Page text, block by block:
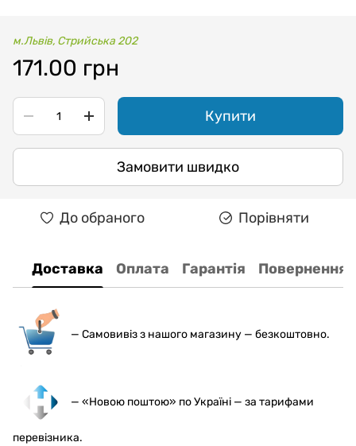
м.Львів, Стрийська 202
171.00 грн
Купити
Замовити швидко
До обраного Порівняти
Доставка Оплата Гарантія Повернення
— Самовивіз з нашого магазину — безкоштовно.
— «Новою поштою» по Україні — за тарифами
перевізника.